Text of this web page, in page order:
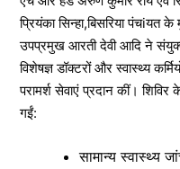
प्रियंका सिन्हा,बिसरिया पंचiयत
उपप्रमुख आरती देवी आदि ने
विशेषज्ञ डॉक्टरों और स्वास्थ्य
परामर्श सेवाएं प्रदान कीं।
गईं:
सामान्य स्वास्थ्य